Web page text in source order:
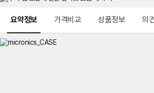
요약정보 가격비교 상품정보 의